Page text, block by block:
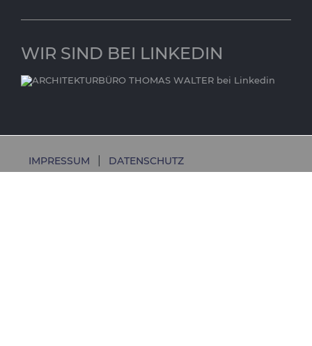
WIR SIND BEI LINKEDIN
IMPRESSUM DATENSCHUTZ